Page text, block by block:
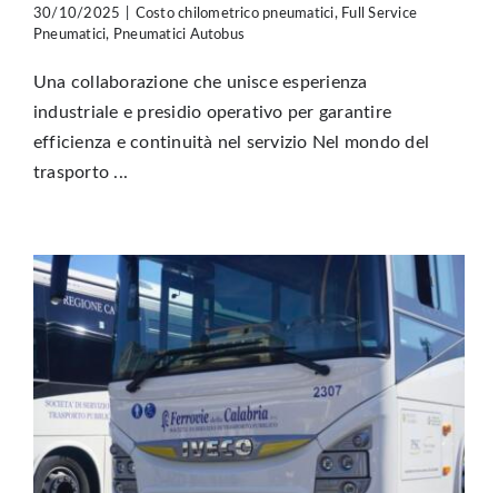
30/10/2025 Costo chilometrico pneumatici, Full Service
Pneumatici, Pneumatici Autobus
Una collaborazione che unisce esperienza
industriale e presidio operativo per garantire
efficienza e continuità nel servizio Nel mondo del
trasporto ...